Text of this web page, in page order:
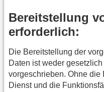
Bereitstellung
erforderlich:
Die Bereitstellung der
Daten ist weder
vorgeschrieben. Ohne die
Dienst und die